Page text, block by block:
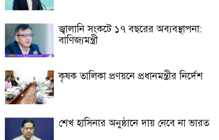
জ্বালানি সংকটে ১৭ বছরের অব্যবস্থাপনা:
বাণিজ্যমন্ত্রী
কৃষক তালিকা প্রণয়নে প্রধানমন্ত্রীর নির্দেশ
শেখ হাসিনার অনুষ্ঠানে দায় নেবে না ভারত